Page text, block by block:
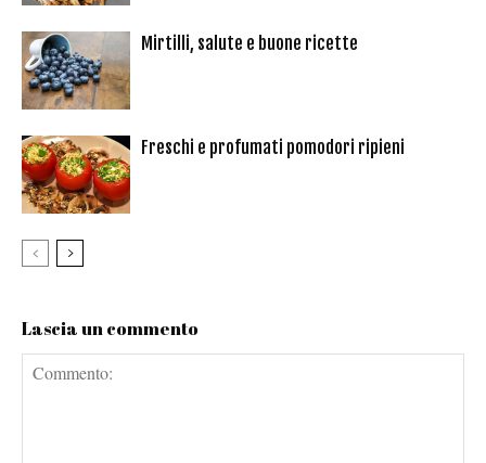
Mirtilli, salute e buone ricette
Freschi e profumati pomodori ripieni
Lascia un commento